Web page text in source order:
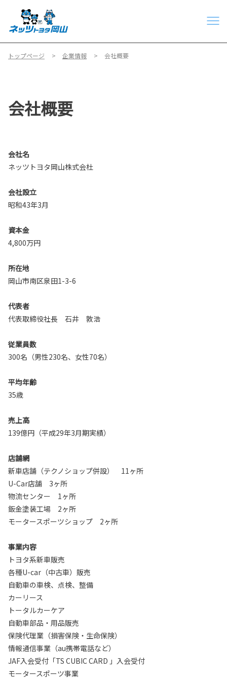
トップページ 企業情報 会社概要
会社概要
会社名
ネッツトヨタ岡山株式会杜
会社設立
昭和43年3月
資本金
4,800万円
所在地
岡山市南区泉田1-3-6
代表者
代表取締役社長 石井 敦浩
従業員数
300名（男性230名、女性70名）
平均年齢
35歳
売上高
139億円（平成29年3月期実績）
店舗網
新車店舗（テクノショップ併設） 11ヶ所
U-Car店舗 3ヶ所
物流センター 1ヶ所
鈑金塗装工場 2ヶ所
モータースポーツショップ 2ヶ所
事業内容
トヨタ系新車販売
各種U-car（中古車）販売
自動車の車検、点検、整備
カーリース
トータルカーケア
自動車部品・用品販売
保険代理業（損害保険・生命保険）
情報通信事業（au携帯電話など）
JAF入会受付「TS CUBIC CARD 」入会受付
モータースポーツ事業